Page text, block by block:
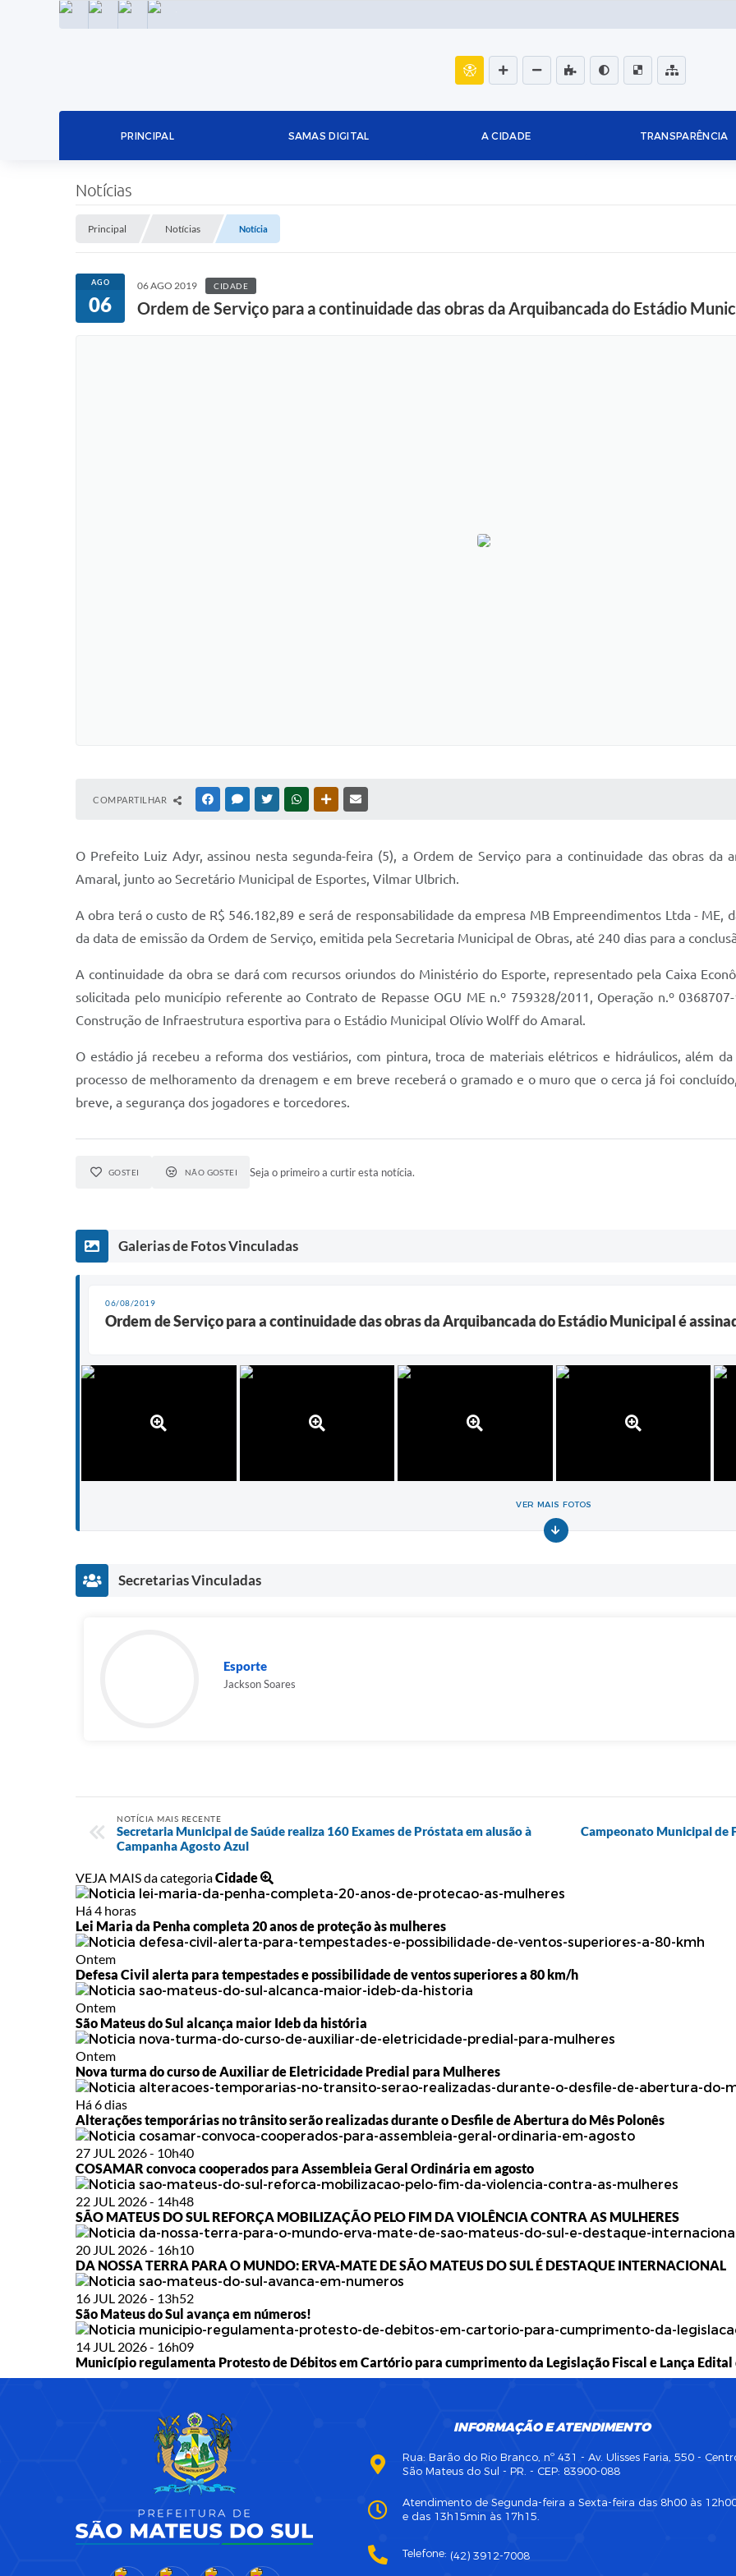
INSTAGRAMFACEBOOKLINKEDIN
PRINCIPAL SAMAS DIGITAL A CIDADE TRANSPARÊNCIA
Notícias
Principal Notícias Notícia
AGO
06
06 AGO 2019 CIDADE
Ordem de Serviço para a continuidade das obras da Arquibancada do Estádio
COMPARTILHAR FACEBOOKMESSENGER
TWITTERWHATSAPPOUTRAS MÍDIAS
O Prefeito Luiz Adyr, assinou nesta segunda-feira (5), a Ordem de Serviço para a continuidade das obras da
Amaral, junto ao Secretário Municipal de Esportes, Vilmar Ulbrich.
A obra terá o custo de R$ 546.182,89 e será de responsabilidade da empresa MB Empreendimentos Ltda - ME,
da data de emissão da Ordem de Serviço, emitida pela Secretaria Municipal de Obras, até 240 dias para a
A continuidade da obra se dará com recursos oriundos do Ministério do Esporte, representado pela Caixa
solicitada pelo município referente ao Contrato de Repasse OGU ME n.º 759328/2011, Operação n.º
Construção de Infraestrutura esportiva para o Estádio Municipal Olívio Wolff do Amaral.
O estádio já recebeu a reforma dos vestiários, com pintura, troca de materiais elétricos e hidráulicos, além
processo de melhoramento da drenagem e em breve receberá o gramado e o muro que o cerca já foi
breve, a segurança dos jogadores e torcedores.
GOSTEI NÃO GOSTEI Seja o primeiro a curtir esta notícia.
Galerias de Fotos Vinculadas
06/08/2019
Ordem de Serviço para a continuidade das obras da Arquibancada do Estádio Municipal é
VER MAIS FOTOS
Secretarias Vinculadas
Esporte
Jackson Soares
NOTÍCIA MAIS RECENTE
Secretaria Municipal de Saúde realiza 160 Exames de Próstata em alusão à
Campanha Agosto Azul
Campeonato Municipal de
VEJA MAIS da categoriaCidade
Há 4 horas
Lei Maria da Penha completa 20 anos de proteção às mulheres
Ontem
Defesa Civil alerta para tempestades e possibilidade de ventos superiores a 80 km/h
Ontem
São Mateus do Sul alcança maior Ideb da história
Ontem
Nova turma do curso de Auxiliar de Eletricidade Predial para Mulheres
Há 6 dias
Alterações temporárias no trânsito serão realizadas durante o Desfile de Abertura do Mês Polonês
27 JUL 2026 - 10h40
COSAMAR convoca cooperados para Assembleia Geral Ordinária em agosto
22 JUL 2026 - 14h48
SÃO MATEUS DO SUL REFORÇA MOBILIZAÇÃO PELO FIM DA VIOLÊNCIA CONTRA AS MULHERES
20 JUL 2026 - 16h10
DA NOSSA TERRA PARA O MUNDO: ERVA-MATE DE SÃO MATEUS DO SUL É DESTAQUE INTERNACIONAL
16 JUL 2026 - 13h52
São Mateus do Sul avança em números!
14 JUL 2026 - 16h09
Município regulamenta Protesto de Débitos em Cartório para cumprimento da Legislação Fiscal e Lança
INFORMAÇÃO E ATENDIMENTO
Rua: Barão do Rio Branco, nº 431 - Av. Ulisses Faria, 550 -
São Mateus do Sul - PR. - CEP: 83900-088
Atendimento de Segunda-feira a Sexta-feira das 8h00 às
e das 13h15min às 17h15.
Telefone: (42) 3912-7008